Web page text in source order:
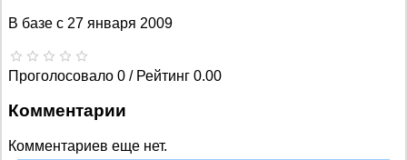
В базе с 27 января 2009
Проголосовало 0 / Рейтинг 0.00
Комментарии
Комментариев еще нет.